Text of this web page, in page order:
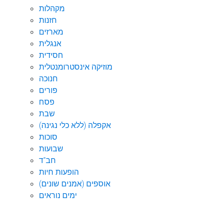
מקהלות
חזנות
מארזים
אנגלית
חסידית
מוזיקה אינסטרומנטלית
חנוכה
פורים
פסח
שבת
אקפלה (ללא כלי נגינה)
סוכות
שבועות
חב"ד
הופעות חיות
אוספים (אמנים שונים)
ימים נוראים